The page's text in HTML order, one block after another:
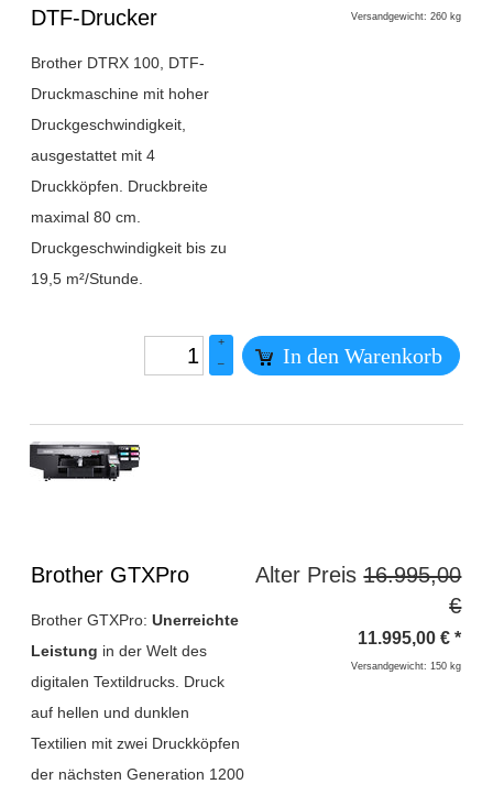
1
DTF-Drucker
Brother DTRX 100, DTF-
Druckmaschine mit hoher
Druckgeschwindigkeit,
ausgestattet mit 4
Druckköpfen. Druckbreite
maximal 80 cm.
Druckgeschwindigkeit bis zu
19,5 m²/Stunde.
Versandgewicht: 260 kg
+
–
In den Warenkorb
Überschrift
Brother GTXPro
Brother GTXPro:Unerreichte
Leistung in der Welt des
digitalen Textildrucks. Druck
auf hellen und dunklen
Textilien mit zwei Druckköpfen
der nächsten Generation 1200
Alter Preis16.995,00
€
11.995,00 € *
Versandgewicht: 150 kg